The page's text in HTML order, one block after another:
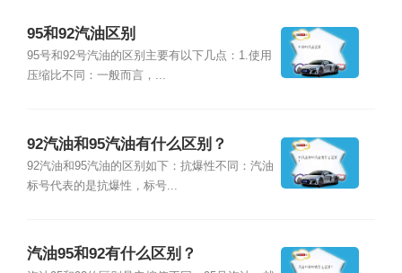
95和92汽油区别
95号和92号汽油的区别主要有以下几点：1.使用
压缩比不同：一般而言，...
92汽油和95汽油有什么区别？
92汽油和95汽油的区别如下：抗爆性不同：汽油
标号代表的是抗爆性，标号...
汽油95和92有什么区别？